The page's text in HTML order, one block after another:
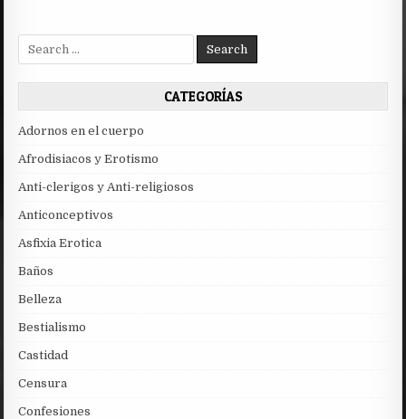
CATEGORÍAS
Adornos en el cuerpo
Afrodisiacos y Erotismo
Anti-clerigos y Anti-religiosos
Anticonceptivos
Asfixia Erotica
Baños
Belleza
Bestialismo
Castidad
Censura
Confesiones